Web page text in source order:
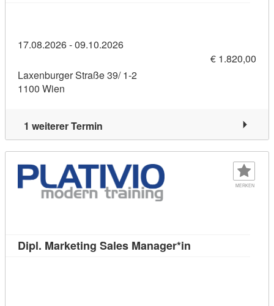
17.08.2026 - 09.10.2026
€ 1.820,00
Laxenburger Straße 39/ 1-2
1100 Wien
1 weiterer Termin
MERKEN
Dipl. Marketing Sales Manager*in